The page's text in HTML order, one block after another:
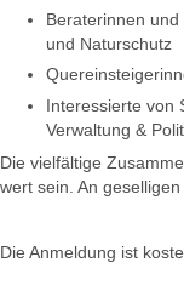
Beraterinnen
und Naturschutz
Interessierte von
Verwaltung &
Die vielfältige
wert sein. An
Die Anmeldung ist